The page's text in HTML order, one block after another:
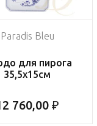
Paradis Bleu
для пирога
35,5х15см
760,00 ₽